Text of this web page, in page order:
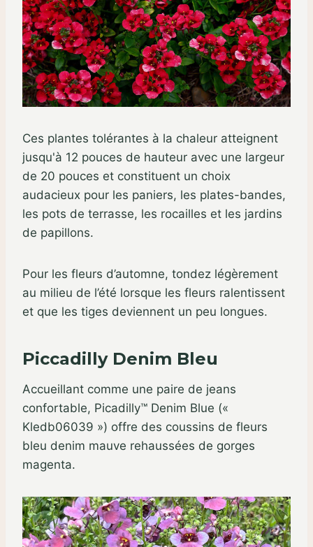
Ces plantes tolérantes à la chaleur atteignent
jusqu'à 12 pouces de hauteur avec une largeur
de 20 pouces et constituent un choix
audacieux pour les paniers, les plates-bandes,
les pots de terrasse, les rocailles et les jardins
de papillons.
Pour les fleurs d’automne, tondez légèrement
au milieu de l’été lorsque les fleurs ralentissent
et que les tiges deviennent un peu longues.
Piccadilly Denim Bleu
Accueillant comme une paire de jeans
confortable, Picadilly™ Denim Blue («
Kledb06039 ») offre des coussins de fleurs
bleu denim mauve rehaussées de gorges
magenta.